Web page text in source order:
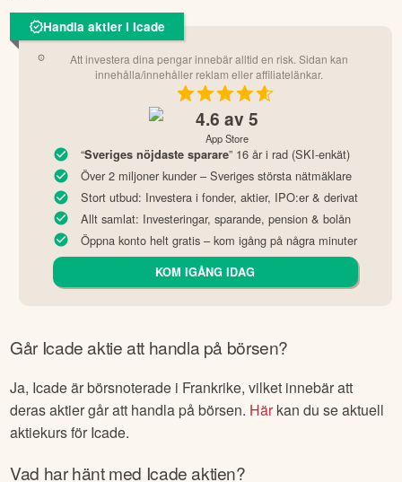
Handla aktier i Icade
Att investera dina pengar innebär alltid en risk. Sidan kan
innehålla/innehåller reklam eller affiliatelänkar.
4.6 av 5
App Store
“Sveriges nöjdaste sparare” 16 år i rad (SKI-enkät)
Över 2 miljoner kunder – Sveriges största nätmäklare
Stort utbud: Investera i fonder, aktier, IPO:er & derivat
Allt samlat: Investeringar, sparande, pension & bolån
Öppna konto helt gratis – kom igång på några minuter
KOM IGÅNG IDAG
Går Icadeaktie att handla på börsen?
Ja, Icadeär börsnoterade i Frankrike, vilket innebär att
deras aktier går att handla på börsen. Härkan du se aktuell
aktiekurs för Icade.
Vad har hänt med Icadeaktien?